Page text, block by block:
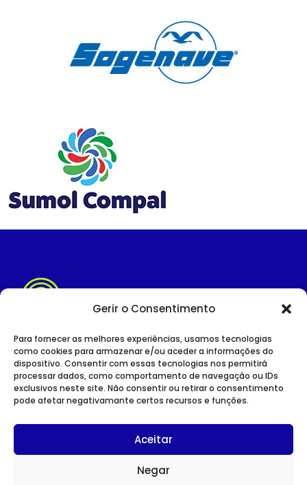
Gerir o Consentimento
Para fornecer as melhores experiências, usamos tecnologias
como cookies para armazenar e/ou aceder a informações do
dispositivo. Consentir com essas tecnologias nos permitirá
processar dados, como comportamento de navegação ou IDs
exclusivos neste site. Não consentir ou retirar o consentimento
pode afetar negativamante certos recursos e funções.
Aceitar
Negar
SITE INSTITUCIONAL
POLÍTICA DE PRIVACIDADE